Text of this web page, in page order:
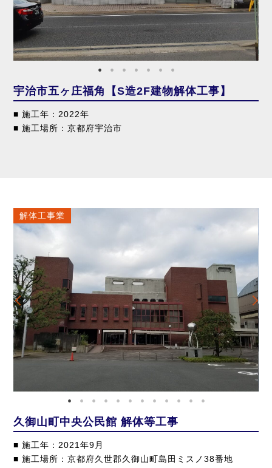
宇治市五ヶ庄福角【S造2F建物解体工事】
■ 施工年：2022年
■ 施工場所：京都府宇治市
解体工事業
久御山町中央公民館 解体等工事
■ 施工年：2021年9月
■ 施工場所：京都府久世郡久御山町島田ミスノ38番地